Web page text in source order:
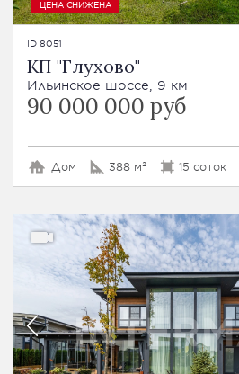
ЦЕНА СНИЖЕНА
ID 8051
КП "Глухово"
Ильинское шоссе, 9 км
90 000 000 руб
Дом 388 м² 15 соток